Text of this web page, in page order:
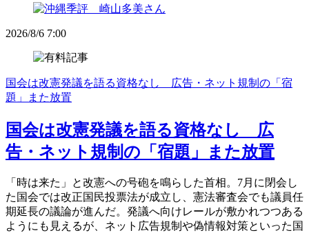
2026/8/6 7:00
国会は改憲発議を語る資格なし 広告・ネット規制の「宿
題」また放置
国会は改憲発議を語る資格なし 広
告・ネット規制の「宿題」また放置
「時は来た」と改憲への号砲を鳴らした首相。7月に閉会し
た国会では改正国民投票法が成立し、憲法審査会でも議員任
期延長の議論が進んだ。発議へ向けレールが敷かれつつある
ようにも見えるが、ネット広告規制や偽情報対策といった国